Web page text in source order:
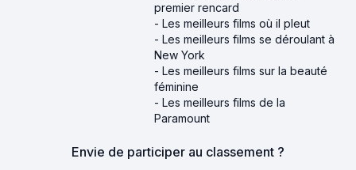
premier rencard
- Les meilleurs films où il pleut
- Les meilleurs films se déroulant à
New York
- Les meilleurs films sur la beauté
féminine
- Les meilleurs films de la
Paramount
Envie de participer au classement ?